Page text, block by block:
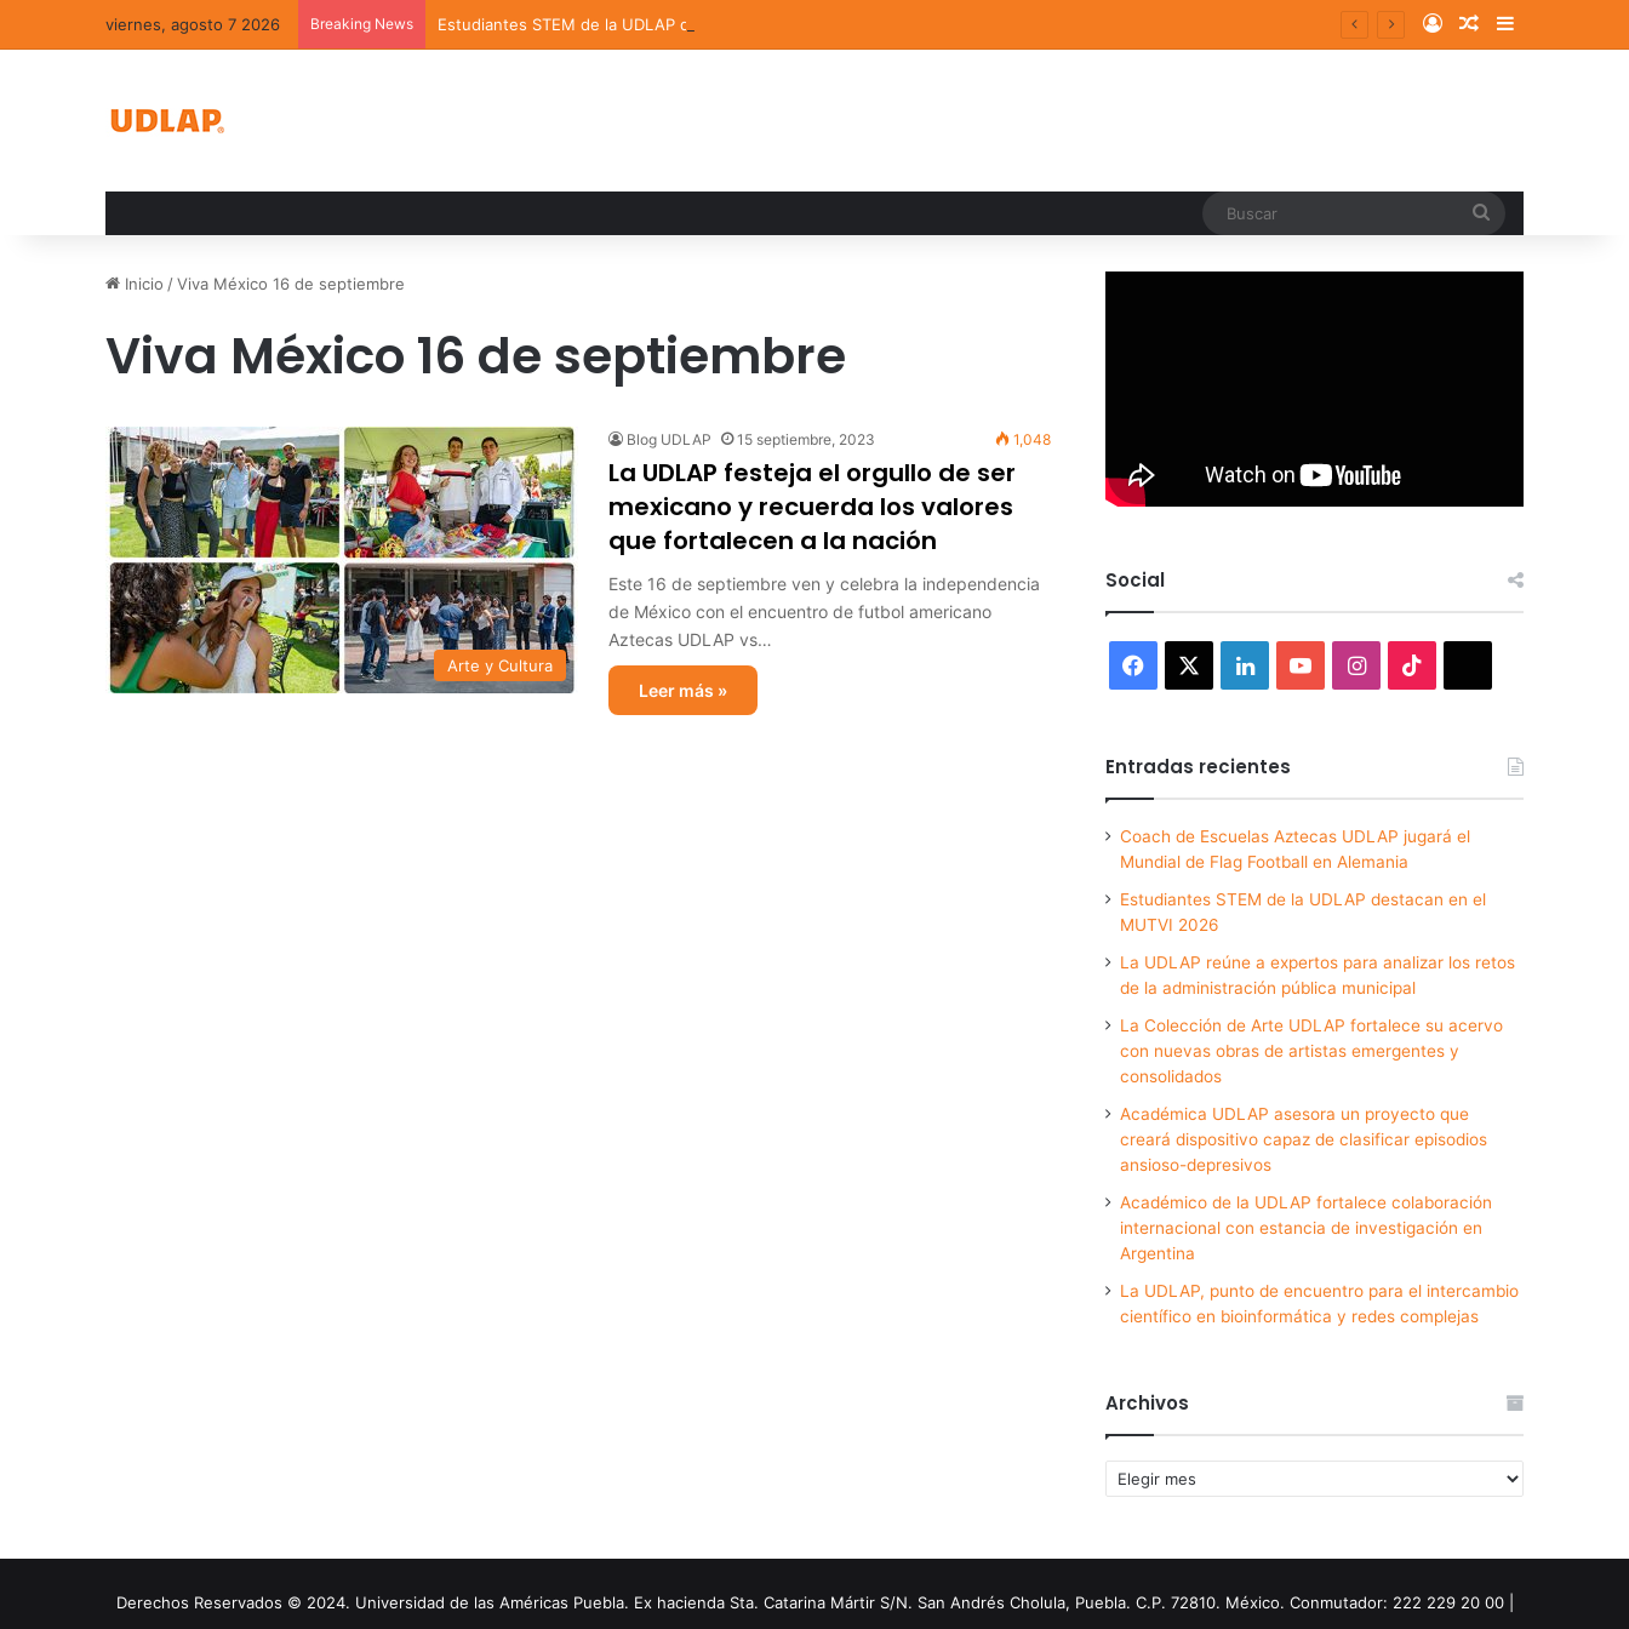
viernes, agosto 7 2026 Breaking News Estudiantes STEM de la UDLAP destacan en el MUTVI 2026 Log InRandom Article
Sidebar
Inicio /Viva México 16 de septiembre
Viva México 16 de septiembre
Arte y Cultura
Blog UDLAP 15 septiembre, 2023 1,048
La UDLAP festeja el orgullo de ser
mexicano y recuerda los valores
que fortalecen a la nación
Este 16 de septiembre ven y celebra la independencia
de México con el encuentro de futbol americano
Aztecas UDLAP vs…
Leer más »
Social
Facebook LinkedInYouTubeInstagram
Entradas recientes
Coach de Escuelas Aztecas UDLAP jugará el
Mundial de Flag Football en Alemania
Estudiantes STEM de la UDLAP destacan en el
MUTVI 2026
La UDLAP reúne a expertos para analizar los retos
de la administración pública municipal
La Colección de Arte UDLAP fortalece su acervo
con nuevas obras de artistas emergentes y
consolidados
Académica UDLAP asesora un proyecto que
creará dispositivo capaz de clasificar episodios
ansioso-depresivos
Académico de la UDLAP fortalece colaboración
internacional con estancia de investigación en
Argentina
La UDLAP, punto de encuentro para el intercambio
científico en bioinformática y redes complejas
Archivos
Archivos
Derechos Reservados © 2024. Universidad de las Américas Puebla. Ex hacienda Sta. Catarina Mártir S/N. San Andrés Cholula, Puebla. C.P. 72810. México. Conmutador: 222 229 20 00 |